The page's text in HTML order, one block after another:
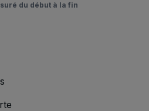
du début à la fin